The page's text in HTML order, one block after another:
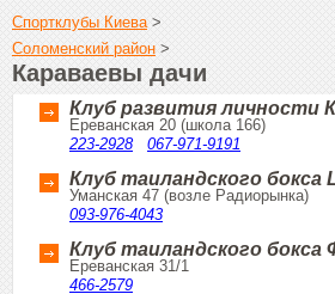
Спортклубы Киева>
Соломенский район >
Караваевы дачи
Клуб развития личности
Ереванская 20 (школа 166)
223-2928
067-971-9191
Клуб таиландского бокса
Уманская 47 (возле Радиорынка)
093-976-4043
Клуб таиландского бокса
Ереванская 31/1
466-2579